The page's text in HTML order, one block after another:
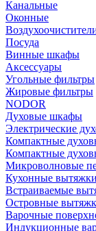
Канальные
Оконные
Посуда
Винные шкафы
Аксессуары
Угольные фильтры
Жировые фильтры
NODOR
Духовые шкафы
Электрические
Компактные
Компактные
Микроволновые
Кухонные вытяжки
Встраиваемые
Островные
Варочные
Индукционные